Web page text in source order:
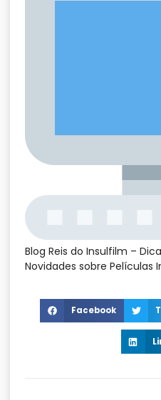
Blog Reis do Insulfilm –
Novidades sobre Películas
Facebook